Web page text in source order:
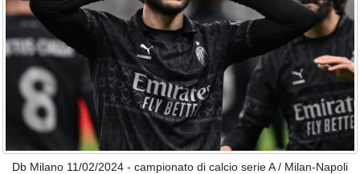
Db Milano 11/02/2024 - campionato di calcio serie A / Milan-Napoli